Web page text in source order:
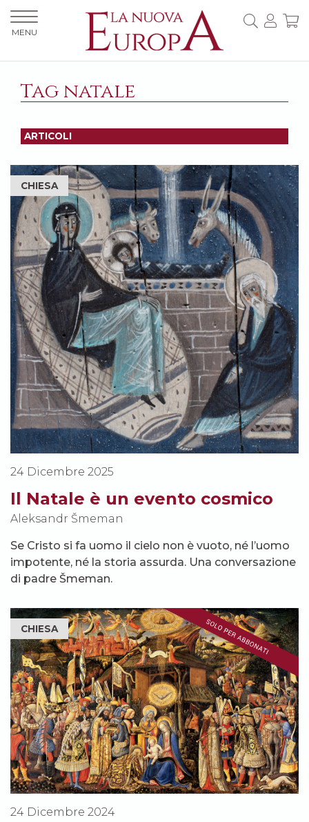
Tag natale
ARTICOLI
CHIESA
24 Dicembre 2025
Il Natale è un evento cosmico
Aleksandr Šmeman
Se Cristo si fa uomo il cielo non è vuoto, né l’uomo
impotente, né la storia assurda. Una conversazione
di padre Šmeman.
CHIESA
24 Dicembre 2024
MENU